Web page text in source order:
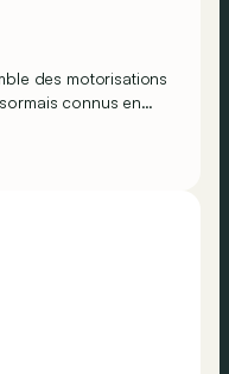
des motorisations
connus en